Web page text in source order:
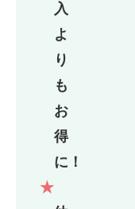
入
よ
り
も
お
得
に！